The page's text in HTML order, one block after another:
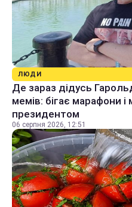
ЛЮДИ
Де зараз дідусь
мемів: бігає марафони
президентом
06 серпня 2026, 12:51